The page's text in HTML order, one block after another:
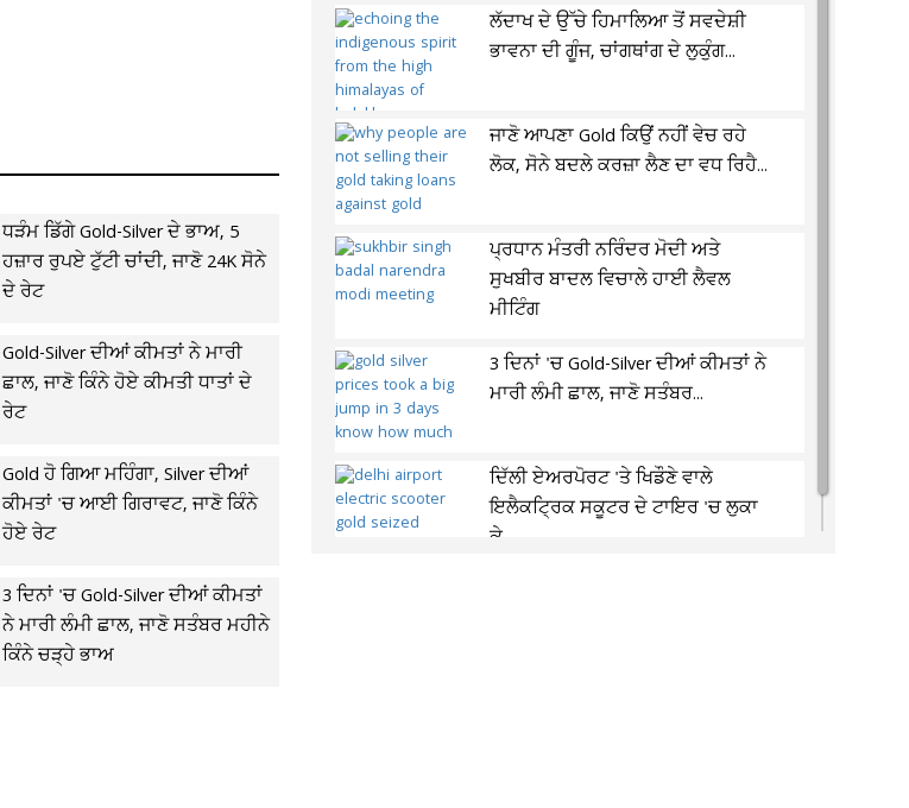
ਧੜੰਮ ਡਿੱਗੇ Gold-Silver ਦੇ ਭਾਅ, 5
ਹਜ਼ਾਰ ਰੁਪਏ ਟੁੱਟੀ ਚਾਂਦੀ, ਜਾਣੋ 24K ਸੋਨੇ
ਦੇ ਰੇਟ
Gold-Silver ਦੀਆਂ ਕੀਮਤਾਂ ਨੇ ਮਾਰੀ
ਛਾਲ, ਜਾਣੋ ਕਿੰਨੇ ਹੋਏ ਕੀਮਤੀ ਧਾਤਾਂ ਦੇ
ਰੇਟ
Gold ਹੋ ਗਿਆ ਮਹਿੰਗਾ, Silver ਦੀਆਂ
ਕੀਮਤਾਂ 'ਚ ਆਈ ਗਿਰਾਵਟ, ਜਾਣੋ ਕਿੰਨੇ
ਹੋਏ ਰੇਟ
3 ਦਿਨਾਂ 'ਚ Gold-Silver ਦੀਆਂ ਕੀਮਤਾਂ
ਨੇ ਮਾਰੀ ਲੰਮੀ ਛਾਲ, ਜਾਣੋ ਸਤੰਬਰ ਮਹੀਨੇ
ਕਿੰਨੇ ਚੜ੍ਹੇ ਭਾਅ
ਲੱਦਾਖ ਦੇ ਉੱਚੇ ਹਿਮਾਲਿਆ ਤੋਂ ਸਵਦੇਸ਼ੀ
ਭਾਵਨਾ ਦੀ ਗੂੰਜ, ਚਾਂਗਥਾਂਗ ਦੇ ਲੁਕੁੰਗ...
ਜਾਣੋ ਆਪਣਾ Gold ਕਿਉਂ ਨਹੀਂ ਵੇਚ ਰਹੇ
ਲੋਕ, ਸੋਨੇ ਬਦਲੇ ਕਰਜ਼ਾ ਲੈਣ ਦਾ ਵਧ ਰਿਹੈ...
ਪ੍ਰਧਾਨ ਮੰਤਰੀ ਨਰਿੰਦਰ ਮੋਦੀ ਅਤੇ
ਸੁਖਬੀਰ ਬਾਦਲ ਵਿਚਾਲੇ ਹਾਈ ਲੈਵਲ
ਮੀਟਿੰਗ
3 ਦਿਨਾਂ 'ਚ Gold-Silver ਦੀਆਂ ਕੀਮਤਾਂ ਨੇ
ਮਾਰੀ ਲੰਮੀ ਛਾਲ, ਜਾਣੋ ਸਤੰਬਰ...
ਦਿੱਲੀ ਏਅਰਪੋਰਟ 'ਤੇ ਖਿਡੌਣੇ ਵਾਲੇ
ਇਲੈਕਟ੍ਰਿਕ ਸਕੂਟਰ ਦੇ ਟਾਇਰ 'ਚ ਲੁਕਾ
ਕੇ...